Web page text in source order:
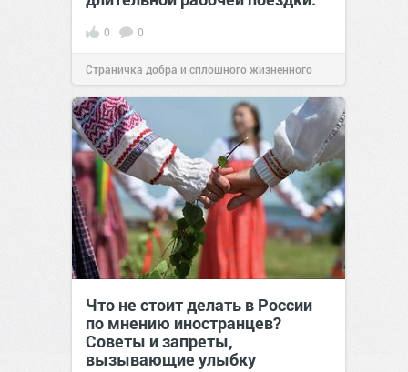
0 0
Страничка добра и сплошного жизненного
позитива!00:29Сегодня
Что не стоит делать в России
по мнению иностранцев?
Советы и запреты,
вызывающие улыбку